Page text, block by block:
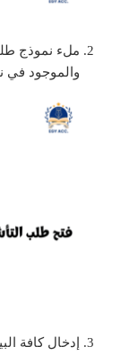
ملء نموذج
والموجود في
إدخال كافة